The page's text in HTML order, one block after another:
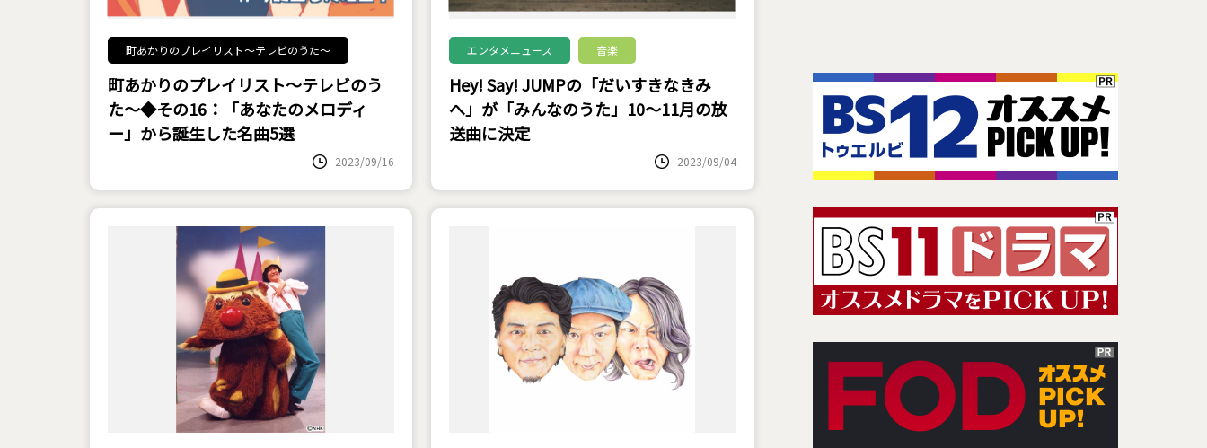
町あかりのプレイリスト～テレビのうた～
町あかりのプレイリスト～テレビのう
た～◆その16：「あなたのメロディ
ー」から誕生した名曲5選
2023/09/16
エンタメニュース 音楽
Hey! Say! JUMPの「だいすきなきみ
へ」が「みんなのうた」10～11月の放
送曲に決定
2023/09/04